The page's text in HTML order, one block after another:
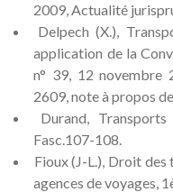
2009, Actualité
Delpech (X.),
application de la
n° 39, 12 novembre
2609, note à propos
Durand,
Fasc.107-108.
Fioux (J-L.), Droit des
agences de voyages,